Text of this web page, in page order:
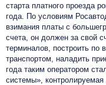
старта платного проезда
года. По условиям
взимания платы с
счета, он должен за свой
терминалов, построить по
транспортом, наладить
года таким оператором
системы», контролируемая